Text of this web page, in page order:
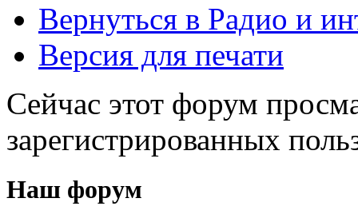
Вернуться в Радио и
Версия для печати
Сейчас этот форум
зарегистрированных
Наш форум